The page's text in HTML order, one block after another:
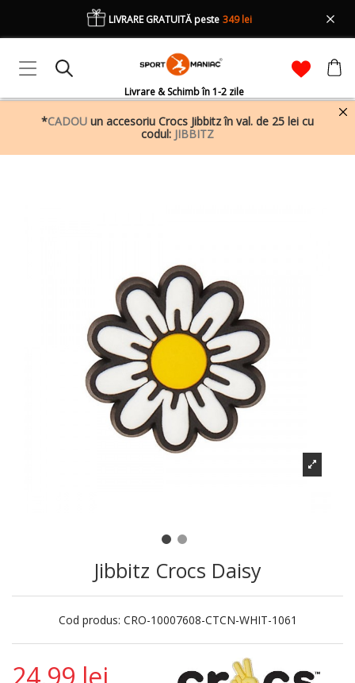
Livrare & Schimb în 1-2 zile
LIVRARE GRATUITĂ peste 349 lei
*CADOU un accesoriu Crocs Jibbitz în val. de 25 lei cu
codul: JIBBITZ
Jibbitz Crocs Daisy
Cod produs: CRO-10007608-CTCN-WHIT-1061